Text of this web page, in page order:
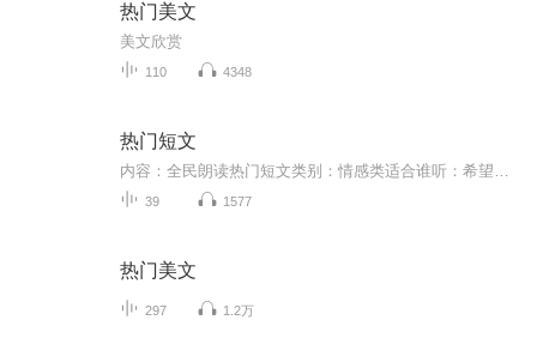
热门美文
美文欣赏
110 4348
热门短文
39 1577
热门美文
297 1.2万